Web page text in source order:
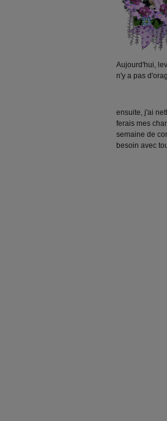
Aujourd'hui,
n'y a pas
ensuite, j'ai
ferais mes
semaine de
besoin avec